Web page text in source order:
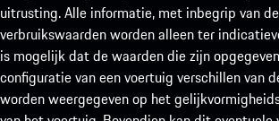
uitrusting. Alle informatie, met inbegrip van
verbruikswaarden worden alleen ter
is mogelijk dat de waarden die zijn
configuratie van een voertuig verschillen van
worden weergegeven op het